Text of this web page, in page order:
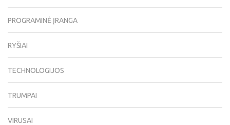
PROGRAMINĖ ĮRANGA
RYŠIAI
TECHNOLOGIJOS
TRUMPAI
VIRUSAI